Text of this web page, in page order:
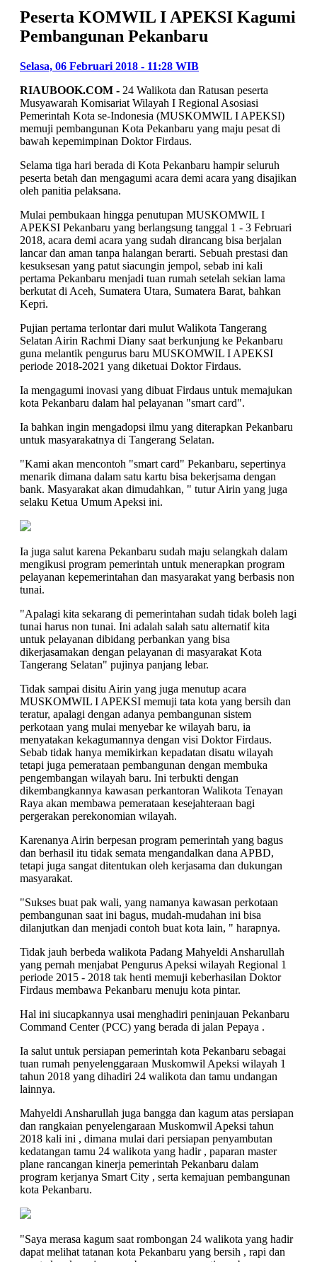
Peserta KOMWIL I APEKSI Kagumi
Pembangunan Pekanbaru
Selasa, 06 Februari 2018 - 11:28 WIB
RIAUBOOK.COM - 24 Walikota dan Ratusan peserta
Musyawarah Komisariat Wilayah I Regional Asosiasi
Pemerintah Kota se-Indonesia (MUSKOMWIL I APEKSI)
memuji pembangunan Kota Pekanbaru yang maju pesat di
bawah kepemimpinan Doktor Firdaus.
Selama tiga hari berada di Kota Pekanbaru hampir seluruh
peserta betah dan mengagumi acara demi acara yang disajikan
oleh panitia pelaksana.
Mulai pembukaan hingga penutupan MUSKOMWIL I
APEKSI Pekanbaru yang berlangsung tanggal 1 - 3 Februari
2018, acara demi acara yang sudah dirancang bisa berjalan
lancar dan aman tanpa halangan berarti. Sebuah prestasi dan
kesuksesan yang patut siacungin jempol, sebab ini kali
pertama Pekanbaru menjadi tuan rumah setelah sekian lama
berkutat di Aceh, Sumatera Utara, Sumatera Barat, bahkan
Kepri.
Pujian pertama terlontar dari mulut Walikota Tangerang
Selatan Airin Rachmi Diany saat berkunjung ke Pekanbaru
guna melantik pengurus baru MUSKOMWIL I APEKSI
periode 2018-2021 yang diketuai Doktor Firdaus.
Ia mengagumi inovasi yang dibuat Firdaus untuk memajukan
kota Pekanbaru dalam hal pelayanan "smart card".
Ia bahkan ingin mengadopsi ilmu yang diterapkan Pekanbaru
untuk masyarakatnya di Tangerang Selatan.
"Kami akan mencontoh "smart card" Pekanbaru, sepertinya
menarik dimana dalam satu kartu bisa bekerjsama dengan
bank. Masyarakat akan dimudahkan, " tutur Airin yang juga
selaku Ketua Umum Apeksi ini.
Ia juga salut karena Pekanbaru sudah maju selangkah dalam
mengikusi program pemerintah untuk menerapkan program
pelayanan kepemerintahan dan masyarakat yang berbasis non
tunai.
"Apalagi kita sekarang di pemerintahan sudah tidak boleh lagi
tunai harus non tunai. Ini adalah salah satu alternatif kita
untuk pelayanan dibidang perbankan yang bisa
dikerjasamakan dengan pelayanan di masyarakat Kota
Tangerang Selatan" pujinya panjang lebar.
Tidak sampai disitu Airin yang juga menutup acara
MUSKOMWIL I APEKSI memuji tata kota yang bersih dan
teratur, apalagi dengan adanya pembangunan sistem
perkotaan yang mulai menyebar ke wilayah baru, ia
menyatakan kekagumannya dengan visi Doktor Firdaus.
Sebab tidak hanya memikirkan kepadatan disatu wilayah
tetapi juga pemerataan pembangunan dengan membuka
pengembangan wilayah baru. Ini terbukti dengan
dikembangkannya kawasan perkantoran Walikota Tenayan
Raya akan membawa pemerataan kesejahteraan bagi
pergerakan perekonomian wilayah.
Karenanya Airin berpesan program pemerintah yang bagus
dan berhasil itu tidak semata mengandalkan dana APBD,
tetapi juga sangat ditentukan oleh kerjasama dan dukungan
masyarakat.
"Sukses buat pak wali, yang namanya kawasan perkotaan
pembangunan saat ini bagus, mudah-mudahan ini bisa
dilanjutkan dan menjadi contoh buat kota lain, " harapnya.
Tidak jauh berbeda walikota Padang Mahyeldi Ansharullah
yang pernah menjabat Pengurus Apeksi wilayah Regional 1
periode 2015 - 2018 tak henti memuji keberhasilan Doktor
Firdaus membawa Pekanbaru menuju kota pintar.
Hal ini siucapkannya usai menghadiri peninjauan Pekanbaru
Command Center (PCC) yang berada di jalan Pepaya .
Ia salut untuk persiapan pemerintah kota Pekanbaru sebagai
tuan rumah penyelenggaraan Muskomwil Apeksi wilayah 1
tahun 2018 yang dihadiri 24 walikota dan tamu undangan
lainnya.
Mahyeldi Ansharullah juga bangga dan kagum atas persiapan
dan rangkaian penyelengaraan Muskomwil Apeksi tahun
2018 kali ini , dimana mulai dari persiapan penyambutan
kedatangan tamu 24 walikota yang hadir , paparan master
plane rancangan kinerja pemerintah Pekanbaru dalam
program kerjanya Smart City , serta kemajuan pembangunan
kota Pekanbaru.
"Saya merasa kagum saat rombongan 24 walikota yang hadir
dapat melihat tatanan kota Pekanbaru yang bersih , rapi dan